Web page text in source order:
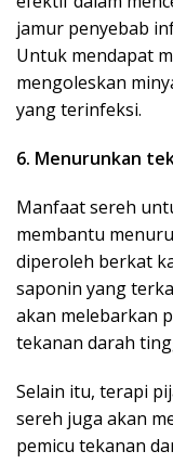
jamur penyebab
Untuk mendapat
mengoleskan
yang terinfeksi.
6. Menurunkan
Manfaat sereh
membantu
diperoleh berkat
saponin yang
akan melebarkan
tekanan darah
Selain itu, terapi
sereh juga akan
pemicu tekanan